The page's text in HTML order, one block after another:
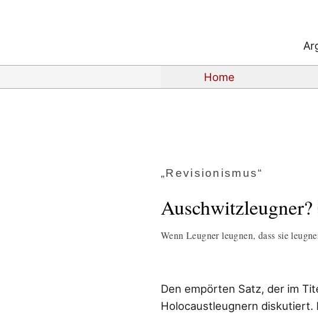
Home
„Revisionismus“
Wenn Leugner leugnen, dass sie
Den empörten Satz, der im
Holocaustleugnern diskutiert.